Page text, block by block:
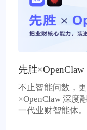
先胜
来
不止智能问数，
×OpenClaw 深度
一代业财智能体。